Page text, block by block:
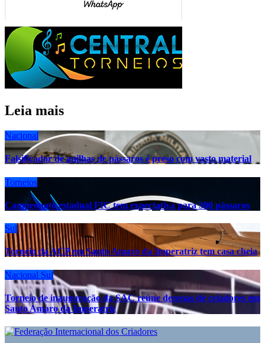
Leia mais
Nacional
Falsificador de anilhas de pássaros é preso com vasto material
Torneios
Campeonato estadual FIC tem expectativa para 300 pássaros
Sul
Torneio da ACP em Santo Amaro da Imperatriz tem casa cheia
Nacional Sul
Torneio de inauguração da SAC reúne dezenas de criadores em
Santo Amaro da Imperatriz